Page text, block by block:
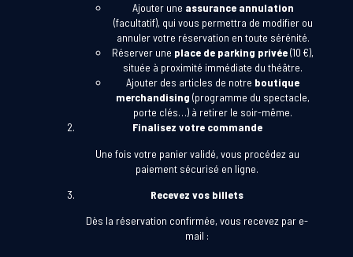
Ajouter une assurance annulation
(facultatif), qui vous permettra de modifier ou
annuler votre réservation en toute sérénité.
Réserver une place de parking privée(10 €),
située à proximité immédiate du théâtre.
Ajouter des articles de notre boutique
merchandising (programme du spectacle,
porte clés…) à retirer le soir-même.
Finalisez votre commande
Une fois votre panier validé, vous procédez au
paiement sécurisé en ligne.
Recevez vos billets
Dès la réservation confirmée, vous recevez par e-
mail :